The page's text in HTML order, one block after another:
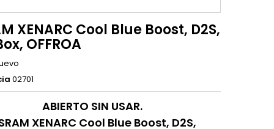
XENARC Cool Blue Boost, D2S,
OFFROA
02701
ABIERTO SIN USAR.
XENARC Cool Blue Boost, D2S,